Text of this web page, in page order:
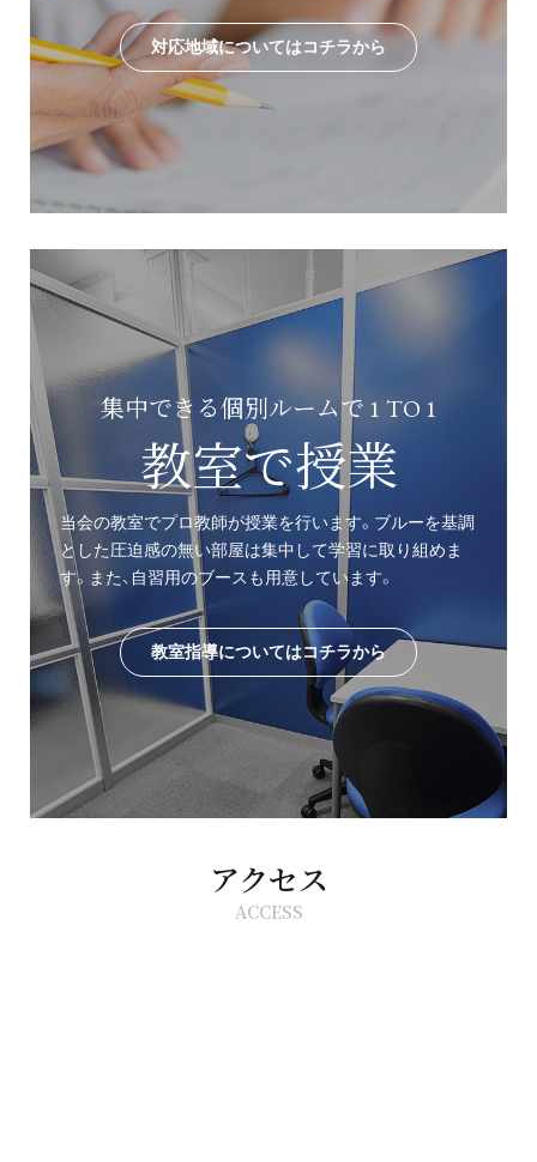
対応地域についてはコチラから
集中できる個別ルームで 1 TO 1
教室で授業
当会の教室でプロ教師が授業を行います。ブルーを基調
とした圧迫感の無い部屋は集中して学習に取り組めま
す。また、自習用のブースも用意しています。
教室指導についてはコチラから
アクセス
ACCESS